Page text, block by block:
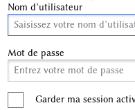
Nom d’utilisateur
Mot de passe
Garder ma session